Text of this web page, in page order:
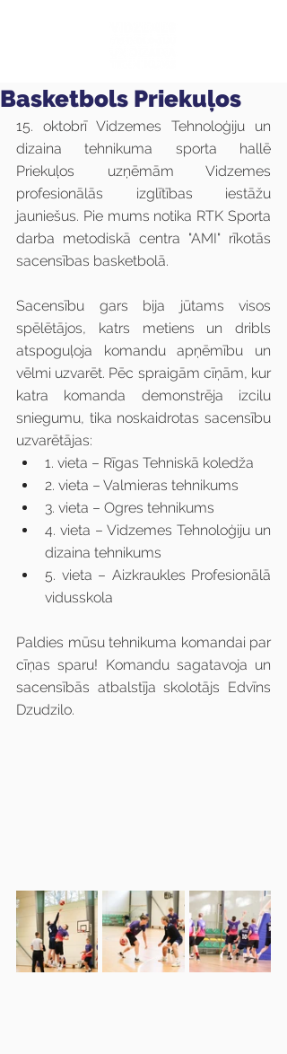
Basketbols Priekuļos
15. oktobrī Vidzemes Tehnoloģiju un
dizaina tehnikuma sporta hallē
Priekuļos uzņēmām Vidzemes
profesionālās izglītības iestāžu
jauniešus. Pie mums notika RTK Sporta
darba metodiskā centra "AMI" rīkotās
sacensības basketbolā.
Sacensību gars bija jūtams visos
spēlētājos, katrs metiens un dribls
atspoguļoja komandu apņēmību un
vēlmi uzvarēt. Pēc spraigām cīņām, kur
katra komanda demonstrēja izcilu
sniegumu, tika noskaidrotas sacensību
uzvarētājas:
1. vieta – Rīgas Tehniskā koledža
2. vieta – Valmieras tehnikums
3. vieta – Ogres tehnikums
4. vieta – Vidzemes Tehnoloģiju un
dizaina tehnikums
5. vieta – Aizkraukles Profesionālā
vidusskola
Paldies mūsu tehnikuma komandai par
cīņas sparu! Komandu sagatavoja un
sacensībās atbalstīja skolotājs Edvīns
Dzudzilo.